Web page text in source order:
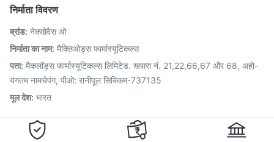
Havrix 720 Junior Vaccine
Fluquadri Sh Vaccine
Boostrix Vaccine Rotasil Vaccine
Menactra Injection Vaxiflu 2025-2026 Vaccine
Typbar TCV Injection
निर्माता विवरण
ब्रांड: नेक्सोवैस ओ
निर्माता का नाम: मैक्लिओड्स फार्मास्यूटिकल्स
पता: मैकलॉड्स फार्मास्यूटिकल्स लिमिटेड. खसरा नं. 21,22,66,67 और 68, अहो-
यंगतम नामचेपंग, पीओ: रानीपूल सिक्किम-737135
मूल देश: भारत